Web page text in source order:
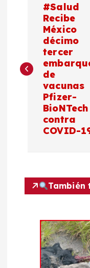
e
ó
#Salud
Recibe
México
décimo
tercer
de
vacunas
Pfizer-
BioNTech
contra
COVID-